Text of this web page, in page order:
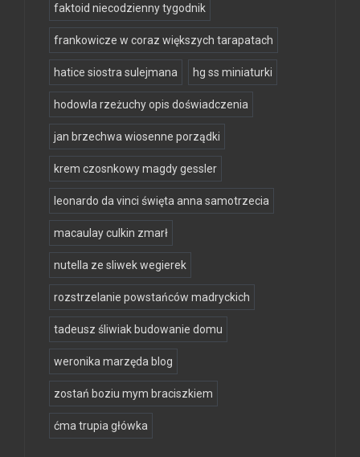
faktoid niecodzienny tygodnik
frankowicze w coraz większych tarapatach
hatice siostra sulejmana hg ss miniaturki
hodowla rzeżuchy opis doświadczenia
jan brzechwa wiosenne porządki
krem czosnkowy magdy gessler
leonardo da vinci święta anna samotrzecia
macaulay culkin zmarł
nutella ze sliwek wegierek
rozstrzelanie powstańców madryckich
tadeusz śliwiak budowanie domu
weronika marzęda blog
zostań boziu mym braciszkiem
ćma trupia główka